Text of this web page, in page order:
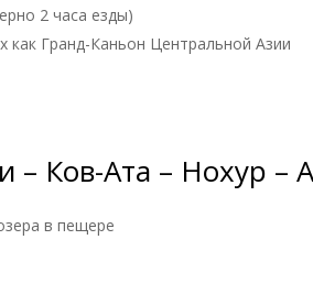
2 часа езды)
как Гранд-Каньон Центральной Азии
– Ков-Ата – Нохур –
в пещере